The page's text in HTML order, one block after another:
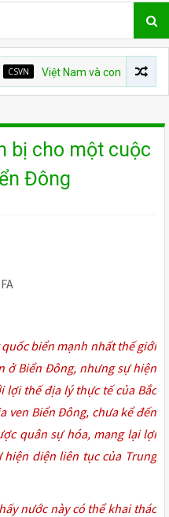
Việt Nam và con số tăng trưởng
bị cho một cuộc
Đông
quốc biển mạnh nhất thế giới
ở Biển Đông, nhưng sự hiện
lợi thế địa lý thực tế của Bắc
ven Biển Đông, chưa kể đến
quân sự hóa, mang lại lợi
diện liên tục của Trung
nước này có thể khai thác